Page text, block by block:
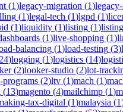
(1)legacy-migration (1)
(1)legal-tech (1)lgpd (1)
(1)liquidity (1)listing (1)
(1)live-shopping (1)
balancing (1)load-testing (3)
24)logging (1)logistics (14)
(2)looker-studio (2)lot-
(2)ltv (1)mach (1)
(13)magento (4)mailchimp (1)
tax-digital (1)malaysia (1